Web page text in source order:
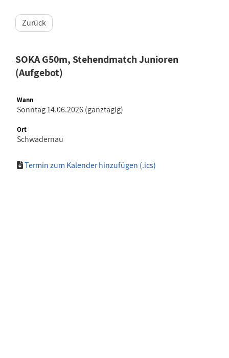
Zurück
SOKA G50m, Stehendmatch Junioren
(Aufgebot)
Wann
Sonntag 14.06.2026 (ganztägig)
Ort
Schwadernau
Termin zum Kalender hinzufügen (.ics)